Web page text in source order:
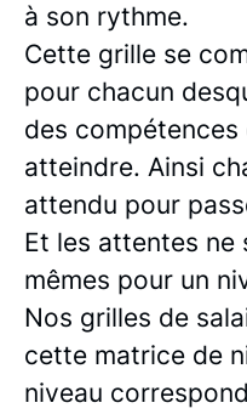
à son rythme.
Cette grille se
pour chacun
des
atteindre. Ainsi
attendu pour
Et les attentes ne
mêmes pour un
Nos grilles de
cette matrice de
niveau